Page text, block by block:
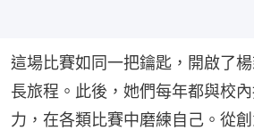
這場比賽如同一把鑰匙，開啟了
長旅程。此後，她們每年都與校
力，在各類比賽中磨練自己。從